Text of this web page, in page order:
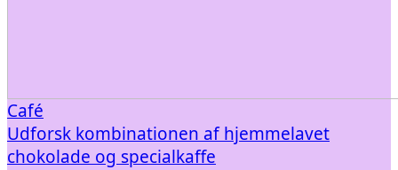
Café
Udforsk kombinationen af hjemmelavet
chokolade og specialkaffe